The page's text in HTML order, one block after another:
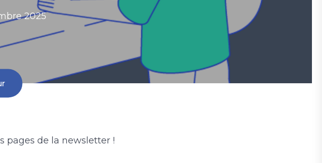
2025
pages de la newsletter !